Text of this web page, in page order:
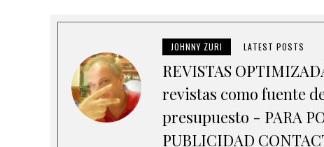
JOHNNY ZURI LATEST POSTS
REVISTAS
revistas como fuente
presupuesto - PARA
PUBLICIDAD